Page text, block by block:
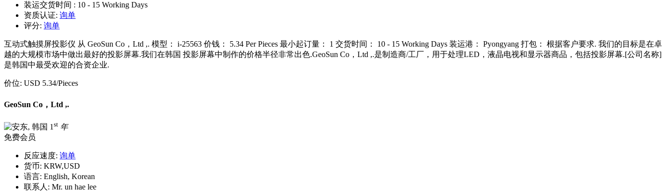
装运交货时间 : 10 - 15 Working Days
资质认证: 询单
评分: 询单
互动式触摸屏投影仪 从 GeoSun Co，Ltd ,. 模型： i-25563 价钱： 5.34 Per Pieces 最小起订量： 1 交货时间： 10 - 15 Working Days 装运港： Pyongyang 打包： 根据客户要求. 我们的目标是在卓
越的大规模市场中做出最好的投影屏幕.我们在韩国 投影屏幕中制作的价格半径非常出色.GeoSun Co，Ltd ,.是制造商/工厂，用于处理LED，液晶电视和显示器商品，包括投影屏幕.[公司名称]
是韩国中最受欢迎的合资企业.
价位: USD 5.34/Pieces
GeoSun Co，Ltd ,.
1 st 年
免费会员
反应速度: 询单
货币: KRW,USD
语言: English, Korean
联系人: Mr. un hae lee